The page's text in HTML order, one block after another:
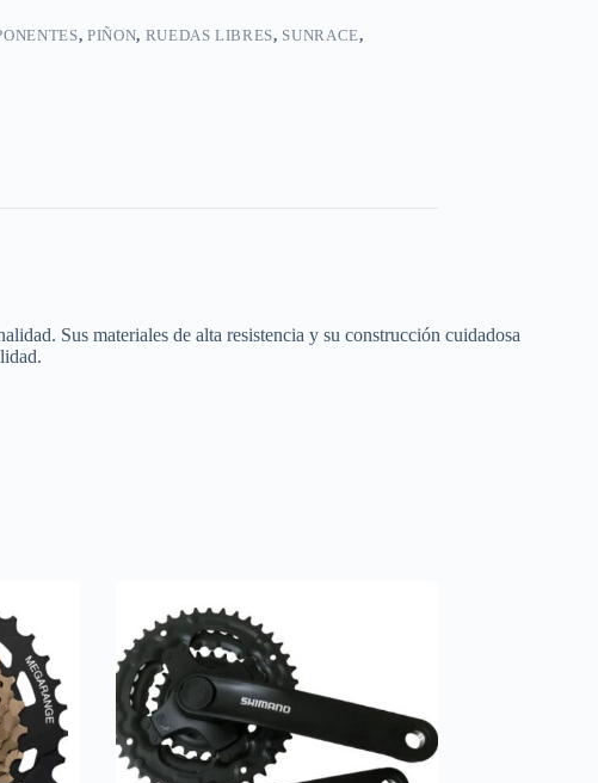
, PIÑON, RUEDAS LIBRES, SUNRACE,
Sus materiales de alta resistencia y su construcción cuidadosa